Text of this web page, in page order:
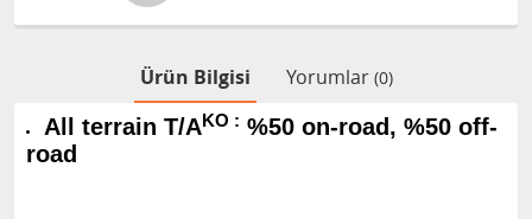
Ürün Bilgisi Yorumlar (0)
All terrain T/AKO : %50 on-road, %50 off-
road